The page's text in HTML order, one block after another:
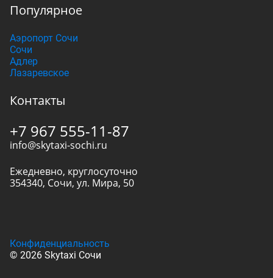
Популярное
Аэропорт Сочи
Сочи
Адлер
Лазаревское
Контакты
+7 967 555-11-87
info@skytaxi-sochi.ru
Ежедневно, круглосуточно
354340, Сочи, ул. Мира, 50
© 2026 Skytaxi Сочи
Конфиденциальность